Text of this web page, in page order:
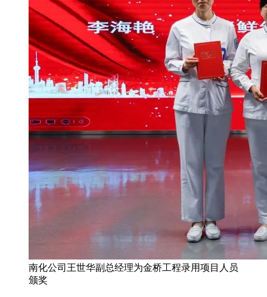
南化公司王世华副总经理为金桥工程录用项目人员
颁奖